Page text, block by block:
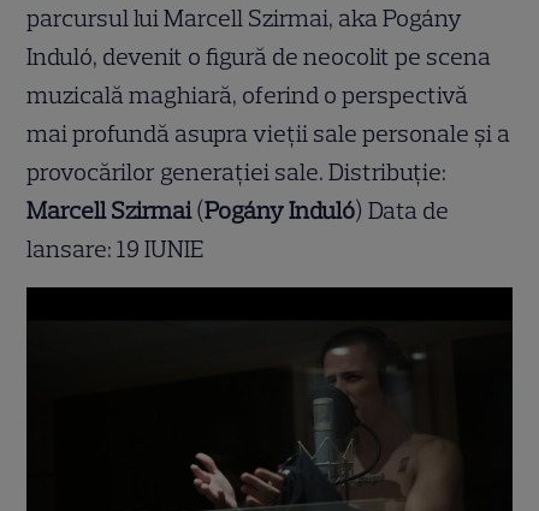
parcursul lui Marcell Szirmai, aka Pogány
Induló, devenit o figură de neocolit pe scena
muzicală maghiară, oferind o perspectivă
mai profundă asupra vieții sale personale și a
provocărilor generației sale. Distribuție:
Marcell Szirmai(Pogány Induló) Data de
lansare: 19 IUNIE